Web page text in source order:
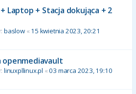
Laptop + Stacja dokująca + 2
baslow« 15 kwietnia 2023, 20:21
openmediavault
linuxpllinux.pl «03 marca 2023, 19:10